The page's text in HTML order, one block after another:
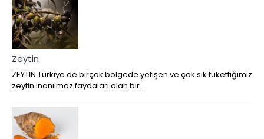
Zeytin
ZEYTİN Türkiye de birçok bölgede yetişen ve çok sık tükettiğimiz
zeytin inanılmaz faydaları olan bir…